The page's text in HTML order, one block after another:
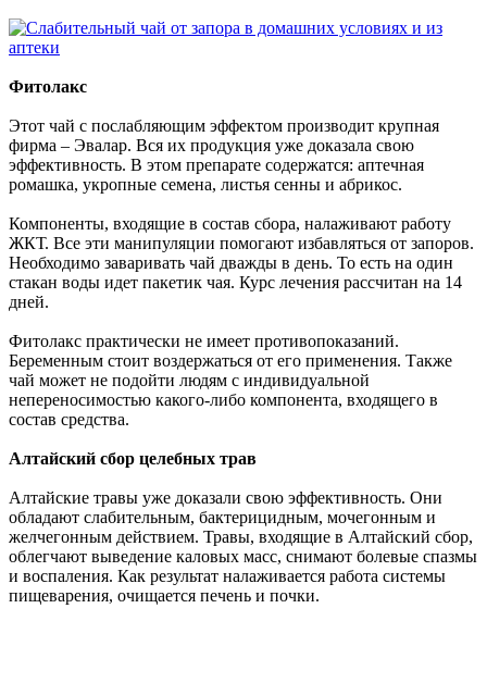
Фитолакс
Этот чай с послабляющим эффектом производит крупная
фирма – Эвалар. Вся их продукция уже доказала свою
эффективность. В этом препарате содержатся: аптечная
ромашка, укропные семена, листья сенны и абрикос.
Компоненты, входящие в состав сбора, налаживают работу
ЖКТ. Все эти манипуляции помогают избавляться от запоров.
Необходимо заваривать чай дважды в день. То есть на один
стакан воды идет пакетик чая. Курс лечения рассчитан на 14
дней.
Фитолакс практически не имеет противопоказаний.
Беременным стоит воздержаться от его применения. Также
чай может не подойти людям с индивидуальной
непереносимостью какого-либо компонента, входящего в
состав средства.
Алтайский сбор целебных трав
Алтайские травы уже доказали свою эффективность. Они
обладают слабительным, бактерицидным, мочегонным и
желчегонным действием. Травы, входящие в Алтайский сбор,
облегчают выведение каловых масс, снимают болевые спазмы
и воспаления. Как результат налаживается работа системы
пищеварения, очищается печень и почки.